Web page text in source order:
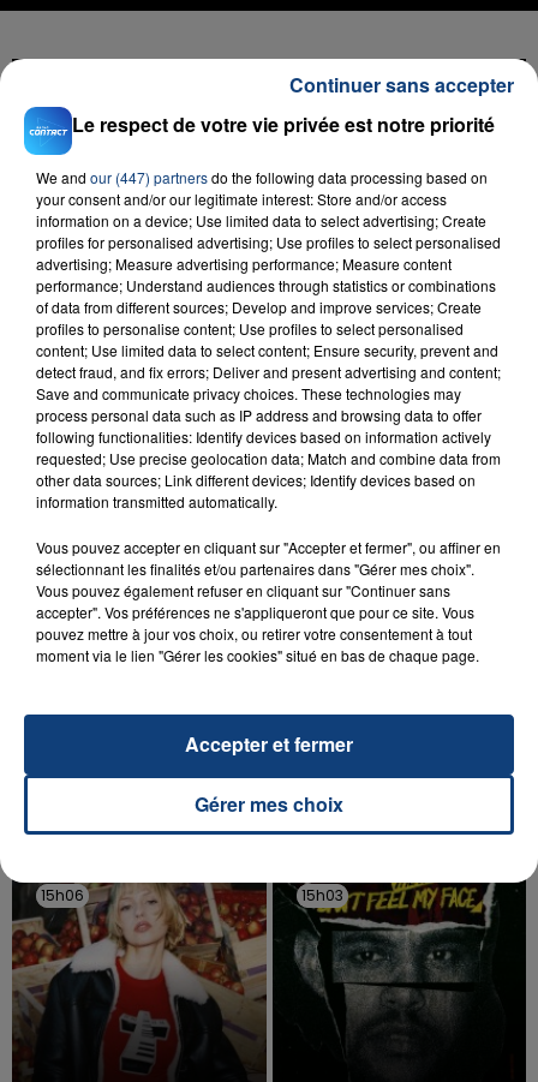
FIL D'ACTU
23 juillet 2026
INCENDIE MORTEL À LENS : UNE FEMME ET
SON BÉBÉ ENTRE LA VIE ET LA...
Un homme s'est immolé par le feu après avoir
aspergé sa compagne et leur bébé de trois mois
d'un liquide inflammable.
20 juillet 2026
OPÉRER DE LA CHEVILLE RESSORT DE LA...
La famille a porté plainte contre la clinique qui a
reconnu sa responsabilité et présenté ses
TITRES DIFFUSÉS
15h06
15h06 15h03
15h03
Le respect de votre vie privée est notre priorité
We and our (447) partnersdo the following data processing based on
your consent and/or our legitimate interest: Store and/or access
information on a device; Use limited data to select advertising; Create
profiles for personalised advertising; Use profiles to select personalised
advertising; Measure advertising performance; Measure content
performance; Understand audiences through statistics or combinations
of data from different sources; Develop and improve services; Create
profiles to personalise content; Use profiles to select personalised
content; Use limited data to select content; Ensure security, prevent and
detect fraud, and fix errors; Deliver and present advertising and content;
Save and communicate privacy choices. These technologies may
process personal data such as IP address and browsing data to offer
following functionalities: Identify devices based on information actively
requested; Use precise geolocation data; Match and combine data from
other data sources; Link different devices; Identify devices based on
information transmitted automatically.
Vous pouvez accepter en cliquant sur "Accepter et fermer", ou affiner en
sélectionnant les finalités et/ou partenaires dans "Gérer mes choix".
Vous pouvez également refuser en cliquant sur "Continuer sans
accepter". Vos préférences ne s'appliqueront que pour ce site. Vous
pouvez mettre à jour vos choix, ou retirer votre consentement à tout
moment via le lien "Gérer les cookies" situé en bas de chaque page.
Gérer mes choix
Accepter et fermer
Continuer sans accepter